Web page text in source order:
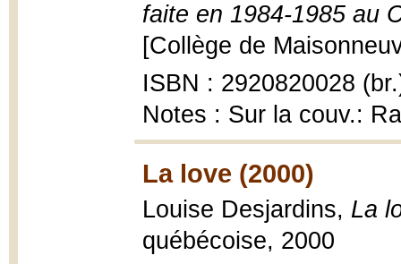
faite en 1984-1985 au
[Collège de
ISBN : 2920820028
Notes : Sur la couv.:
La love (2000)
Louise Desjardins, La
québécoise, 2000